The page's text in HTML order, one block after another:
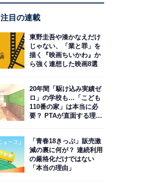
注目の連載
東野圭吾や湊かなえだけ
じゃない、「業と罪」を
描く『映画ちいかわ』か
ら強く連想した映画8選
20年間「駆け込み実績ゼ
ロ」の学校も…「こども
110番の家」は本当に必
要？ PTAが直面する理想
「青春18きっぷ」販売激
減の裏に何が？ 連続利用
の厳格化だけではない
「本当の理由」